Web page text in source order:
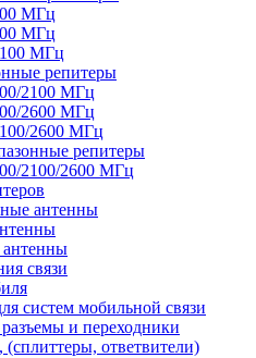
МГц
МГц
МГц
репитеры
2100 МГц
2600 МГц
2600 МГц
репитеры
2100/2600 МГц
антенны
связи
систем мобильной связи
и переходники
(сплиттеры, ответвители)